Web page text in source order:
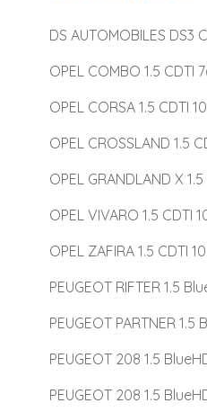
DS AUTOMOBILES DS3
OPEL COMBO 1.5 CDTI
OPEL CORSA 1.5 CDTI
OPEL CROSSLAND 1.5
OPEL GRANDLAND X
OPEL VIVARO 1.5 CDTI
OPEL ZAFIRA 1.5 CDTI
PEUGEOT RIFTER 1.5
PEUGEOT PARTNER
PEUGEOT 208 1.5
PEUGEOT 208 1.5